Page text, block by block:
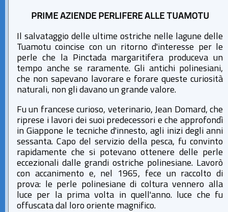
PRIME AZIENDE PERLIFERE ALLE TUAMOTU
Il salvataggio delle ultime ostriche nelle lagune delle
Tuamotu coincise con un ritorno d'interesse per le
perle che la Pinctada margaritifera produceva un
tempo anche se raramente. Gli antichi polinesiani,
che non sapevano lavorare e forare queste curiosità
naturali, non gli davano un grande valore.
Fu un francese curioso, veterinario, Jean Domard, che
riprese i lavori dei suoi predecessori e che approfondì
in Giappone le tecniche d'innesto, agli inizi degli anni
sessanta. Capo del servizio della pesca, fu convinto
rapidamente che si potevano ottenere delle perle
eccezionali dalle grandi ostriche polinesiane. Lavorò
con accanimento e, nel 1965, fece un raccolto di
prova: le perle polinesiane di coltura vennero alla
luce per la prima volta in quell'anno. luce che fu
offuscata dal loro oriente magnifico.